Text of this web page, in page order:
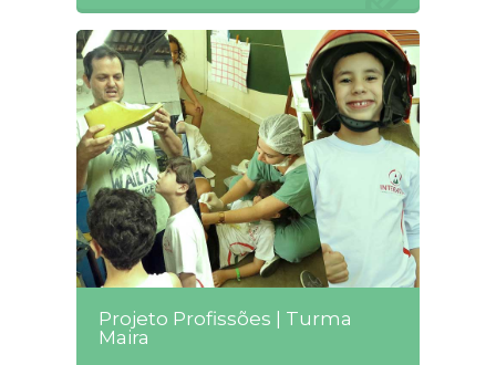
Projeto Profissões | Turma
Maira